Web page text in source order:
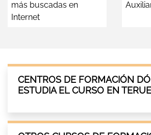
más buscadas en
Internet
CENTROS DE FORMACIÓN
ESTUDIA EL CURSO EN